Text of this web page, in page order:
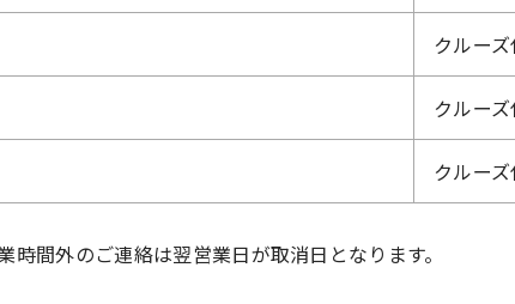
クルー
クルー
クルー
間外のご連絡は翌営業日が取消日となります。